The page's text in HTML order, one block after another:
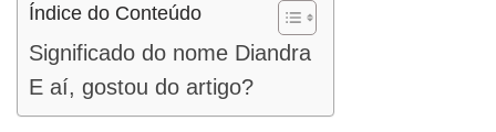
Índice do Conteúdo
Significado do nome Diandra
E aí, gostou do artigo?